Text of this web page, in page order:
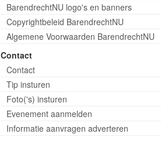
BarendrechtNU logo's en banners
Copyrightbeleid BarendrechtNU
Algemene Voorwaarden BarendrechtNU
Contact
Contact
Tip insturen
Foto('s) insturen
Evenement aanmelden
Informatie aanvragen adverteren